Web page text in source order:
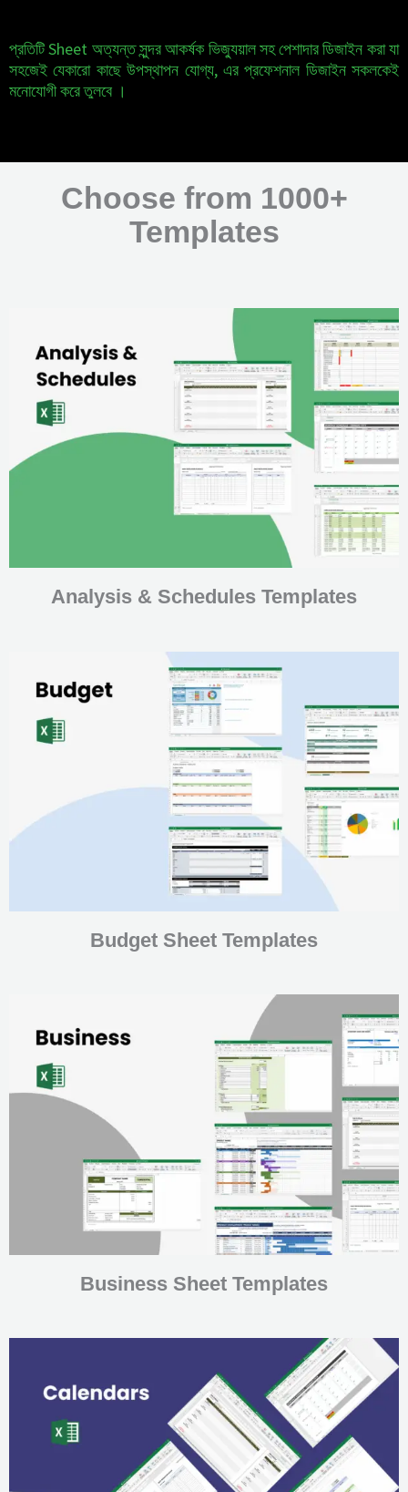
প্রতিটি Sheet অত্যন্ত সুন্দর আকর্ষক ভিজ্যুয়াল সহ পেশাদার ডিজাইন করা যা
সহজেই যেকারো কাছে উপস্থাপন যোগ্য, এর প্রফেশনাল ডিজাইন সকলকেই
মনোযোগী করে তুলবে ।
Choose from 1000+
Templates
Analysis & Schedules Templates
Budget Sheet Templates
Business Sheet Templates